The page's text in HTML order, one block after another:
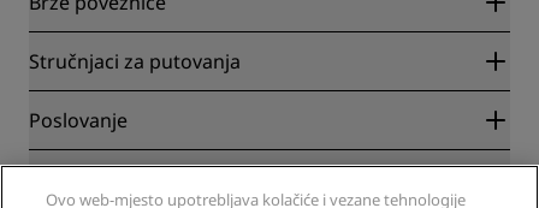
Radisson Rewards
Blog
Odredišta
Novi hoteli
Aplikacija Radisson Hotels
Stručnjaci za putovanja
Partneri
Poslovanje
Radisson Hotel Group
Mediji
Ovo web-mjesto upotrebljava kolačiće i vezane tehnologije